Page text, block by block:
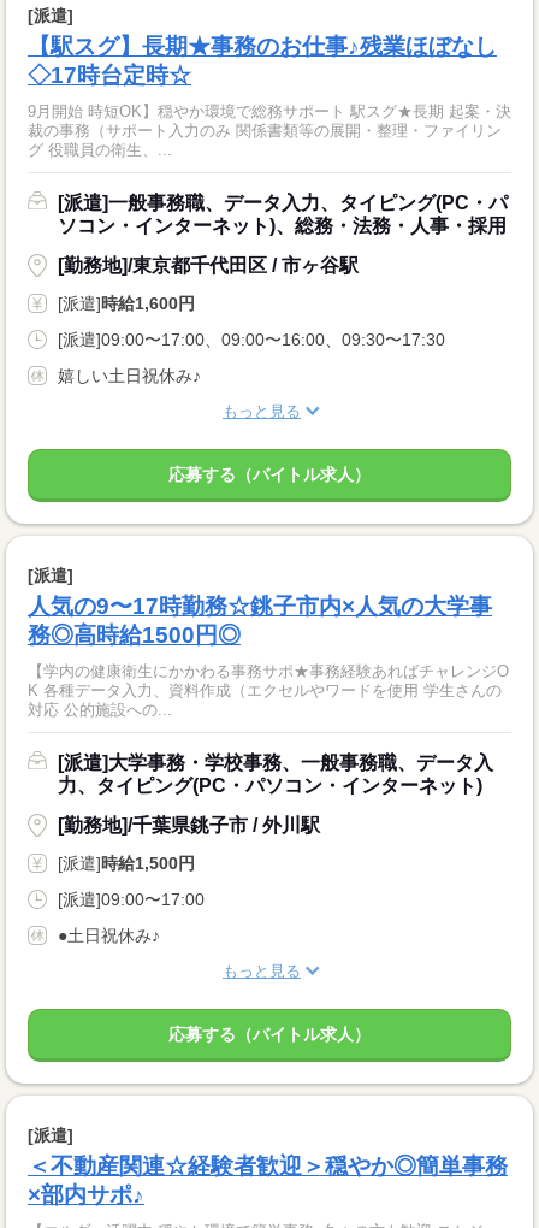
[派遣]
【駅スグ】長期★事務のお仕事♪残業ほぼなし
◇17時台定時☆
9月開始 時短OK】穏やか環境で総務サポート 駅スグ★長期 起案・決
裁の事務（サポート入力のみ 関係書類等の展開・整理・ファイリン
グ 役職員の衛生、...
[派遣]一般事務職、データ入力、タイピング(PC・パ
ソコン・インターネット)、総務・法務・人事・採用
[勤務地]/東京都千代田区 / 市ヶ谷駅
[派遣]時給1,600円
[派遣]09:00〜17:00、09:00〜16:00、09:30〜17:30
嬉しい土日祝休み♪
もっと見る
応募する（バイトル求人）
[派遣]
人気の9〜17時勤務☆銚子市内×人気の大学事
務◎高時給1500円◎
【学内の健康衛生にかかわる事務サポ★事務経験あればチャレンジO
K 各種データ入力、資料作成（エクセルやワードを使用 学生さんの
対応 公的施設への...
[派遣]大学事務・学校事務、一般事務職、データ入
力、タイピング(PC・パソコン・インターネット)
[勤務地]/千葉県銚子市 / 外川駅
[派遣]時給1,500円
[派遣]09:00〜17:00
●土日祝休み♪
もっと見る
応募する（バイトル求人）
[派遣]
＜不動産関連☆経験者歓迎＞穏やか◎簡単事務
×部内サポ♪